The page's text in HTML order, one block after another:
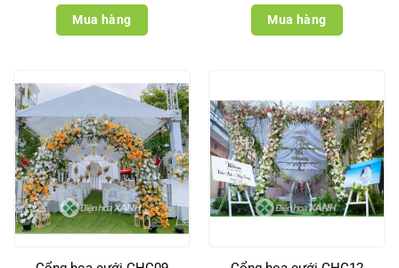
Mua hàng Mua hàng